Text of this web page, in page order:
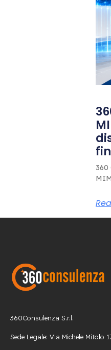
360
360Consulenza S.r.l.
Sede Legale: Via Michele Mitolo